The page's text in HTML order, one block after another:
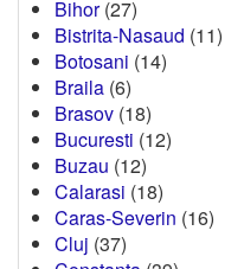
Bihor(27)
Bistrita-Nasaud (11)
Botosani (14)
Braila (6)
Brasov (18)
Bucuresti (12)
Buzau (12)
Calarasi (18)
Caras-Severin (16)
Cluj (37)